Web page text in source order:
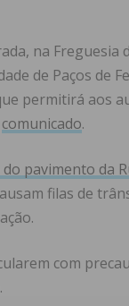
na
de Paços de
permitirá aos
comunicado.
pavimento da
filas de
com